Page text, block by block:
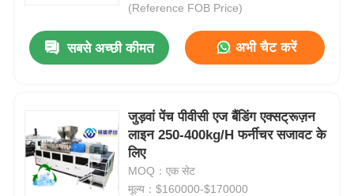
(Reference FOB Price)
सबसे अच्छी कीमत अभी चैट करें
जुड़वां पेंच पीवीसी एज बैंडिंग एक्सट्रूज़न
लाइन 250-400kg/H फर्नीचर सजावट के
लिए
MOQ：एक सेट
मूल्य：$160000-$170000